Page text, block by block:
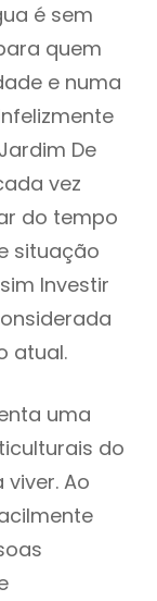
é sem
quem
e numa
De
vez
do tempo
situação
Investir
atual.
uma
do
Ao